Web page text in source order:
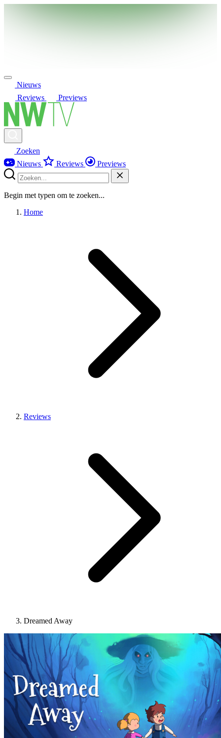
Nieuws
Reviews
Previews
Zoeken
Nieuws
Reviews Previews
Begin met typen om te zoeken...
Home
Reviews
Dreamed Away